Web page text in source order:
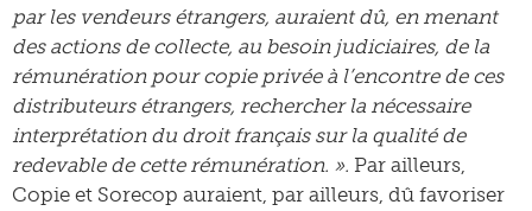
par les vendeurs étrangers, auraient dû, en menant
des actions de collecte, au besoin judiciaires, de la
rémunération pour copie privée à l’encontre de ces
distributeurs étrangers, rechercher la nécessaire
interprétation du droit français sur la qualité de
redevable de cette rémunération. ». Par ailleurs,
Copie et Sorecop auraient, par ailleurs, dû favoriser